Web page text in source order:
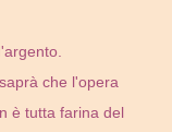
che l'opera
è tutta farina del